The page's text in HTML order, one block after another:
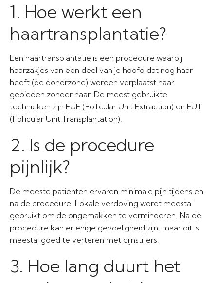
1. Hoe werkt een
haartransplantatie?
Een haartransplantatie is een procedure waarbij
haarzakjes van een deel van je hoofd dat nog haar
heeft (de donorzone) worden verplaatst naar
gebieden zonder haar. De meest gebruikte
technieken zijn FUE (Follicular Unit Extraction) en FUT
(Follicular Unit Transplantation).
2. Is de procedure
pijnlijk?
De meeste patiënten ervaren minimale pijn tijdens en
na de procedure. Lokale verdoving wordt meestal
gebruikt om de ongemakken te verminderen. Na de
procedure kan er enige gevoeligheid zijn, maar dit is
meestal goed te verteren met pijnstillers.
3. Hoe lang duurt het